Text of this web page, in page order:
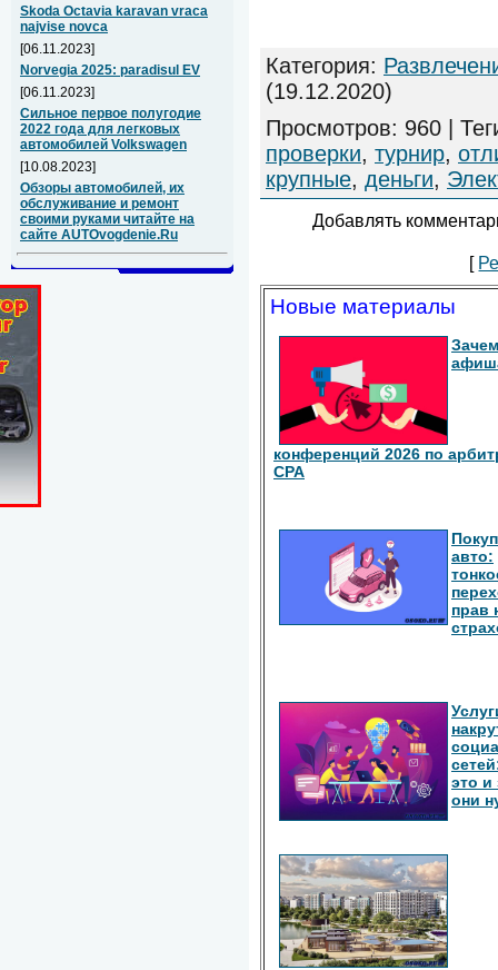
Skoda Octavia karavan vraca
najvise novca
[06.11.2023]
Norvegia 2025: paradisul EV
[06.11.2023]
Сильное первое полугодие
2022 года для легковых
автомобилей Volkswagen
[10.08.2023]
Обзоры автомобилей, их
обслуживание и ремонт
своими руками читайте на
сайте AUTOvogdenie.Ru
Категория:
(19.12.2020)
Просмотров: 960 |
проверки, турнир,
крупные, деньги,
Добавлять
[
Новые материалы
конференций 2026 по
СРА
авто:
прав
это и
они